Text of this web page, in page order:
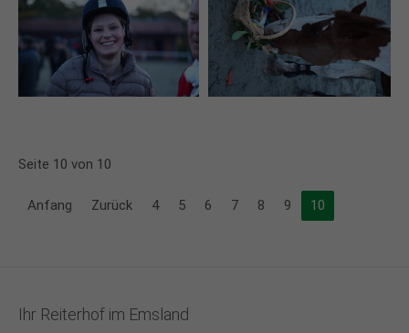
Seite 10 von 10
Anfang Zurück 4 5 6 7 8 9 10
Ihr Reiterhof im Emsland